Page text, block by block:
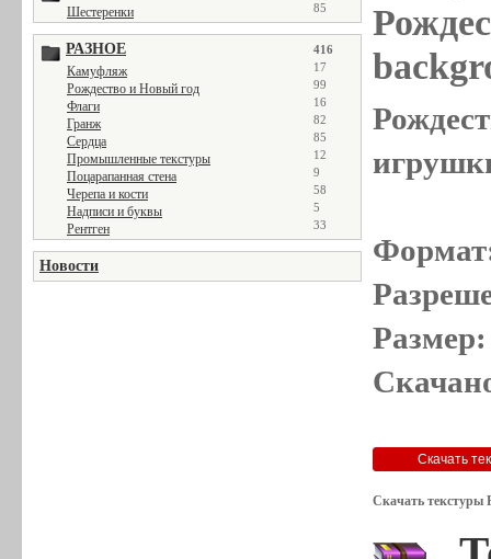
Шестеренки 85
РАЗНОЕ 416
Камуфляж 17
Рождество и Новый год 99
Флаги 16
Гранж 82
Сердца 85
Промышленные текстуры 12
Поцарапанная стена 9
Черепа и кости 58
Надписи и буквы 5
Рентген 33
Новости
Скачать текстуры